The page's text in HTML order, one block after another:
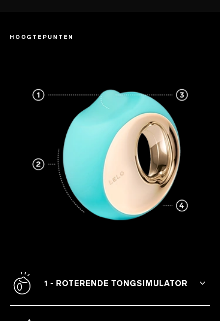
HOOGTEPUNTEN
1 - ROTERENDE TONGSIMULATOR
Ervaar de spannende combinatie van